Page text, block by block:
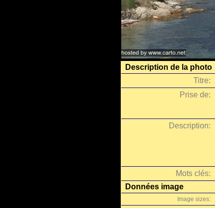
Description de la photo
Titre:
Prise de:
Description:
Mots clés:
Données image
Image sizes: